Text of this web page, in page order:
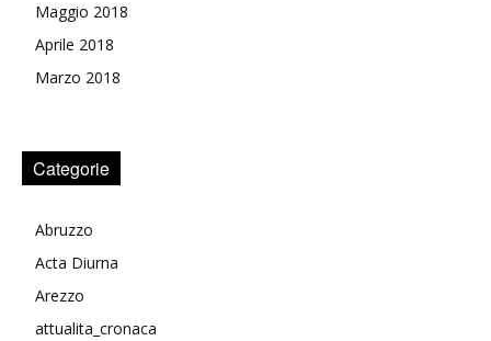
Maggio 2018
Aprile 2018
Marzo 2018
Categorie
Abruzzo
Acta Diurna
Arezzo
attualita_cronaca